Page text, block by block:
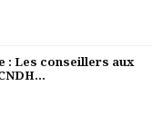
: Les conseillers aux